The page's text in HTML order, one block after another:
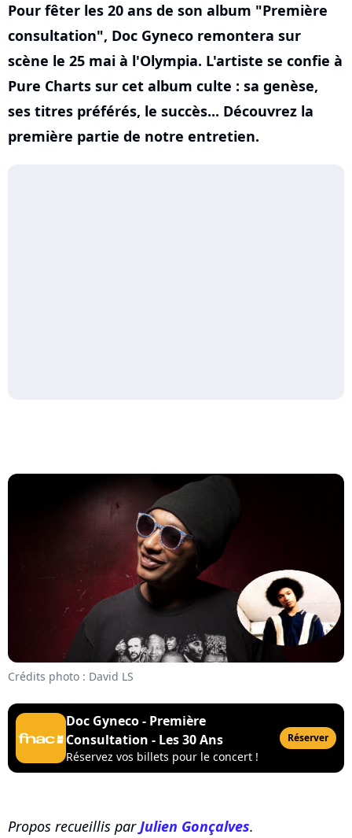
Pour fêter les 20 ans de son album "Première
consultation", Doc Gyneco remontera sur
scène le 25 mai à l'Olympia. L'artiste se confie à
Pure Charts sur cet album culte : sa genèse,
ses titres préférés, le succès... Découvrez la
première partie de notre entretien.
Crédits photo : David LS
Doc Gyneco - Première
Consultation - Les 30 Ans
Réservez vos billets pour le concert !
Réserver
Propos recueillis parJulien Gonçalves.